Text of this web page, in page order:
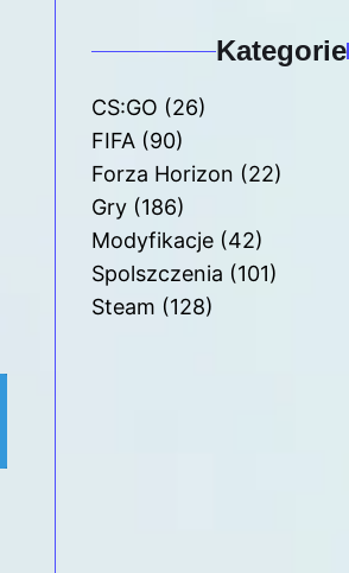
Kategorie
CS:GO (26)
FIFA(90)
Forza Horizon (22)
Gry(186)
Modyfikacje(42)
Spolszczenia (101)
Steam (128)